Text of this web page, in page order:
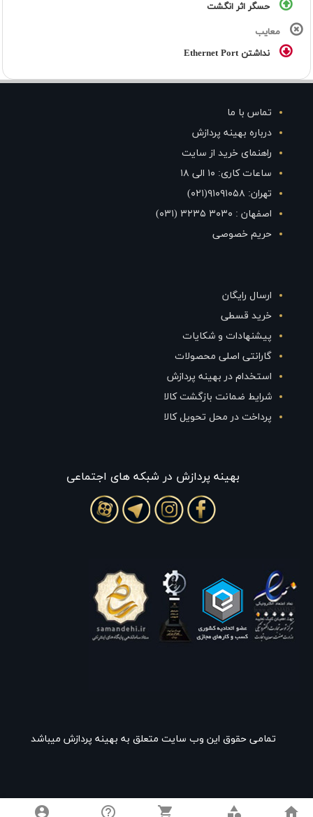
حسگر اثر انگشت
معایب
نداشتن Ethernet Port
تماس با ما
درباره بهینه پردازش
راهنمای خرید از سایت
ساعات کاری: ۱۰ الی ۱۸
تهران: ۹۱۰۹۱۰۵۸(۰۲۱)
اصفهان : ۳۰۳۰ ۳۲۳۵ (۰۳۱)
حریم خصوصی
ارسال رایگان
خرید قسطی
پیشنهادات و شکایات
گارانتی اصلی محصولات
استخدام در بهینه پردازش
شرایط ضمانت بازگشت کالا
پرداخت در محل تحویل کالا
بهينه پردازش در شبکه های اجتماعی
تمامی حقوق این وب سایت متعلق به بهینه پردازش میباشد
home
category
shopping_cart
help_outline
account_circle